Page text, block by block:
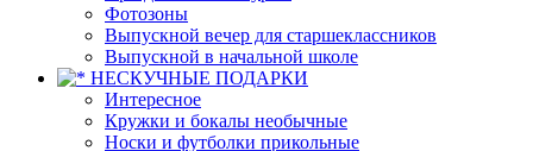
Фотозоны
Выпускной вечер для старшеклассников
Выпускной в начальной школе
НЕСКУЧНЫЕ ПОДАРКИ
Интересное
Кружки и бокалы необычные
Носки и футболки прикольные